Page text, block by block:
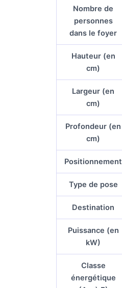
Nombre de
personnes
dans le foyer
Hauteur (en
cm)
Largeur (en
cm)
Profondeur (en
cm)
Positionnement
Type de pose
Destination
Puissance (en
kW)
Classe
énergétique